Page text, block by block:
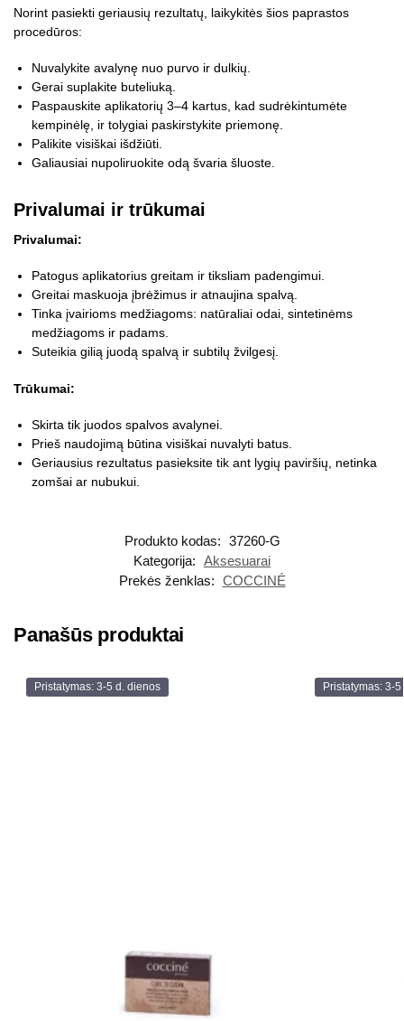
Norint pasiekti geriausių rezultatų, laikykitės šios paprastos
procedūros:
Nuvalykite avalynę nuo purvo ir dulkių.
Gerai suplakite buteliuką.
Paspauskite aplikatorių 3–4 kartus, kad sudrėkintumėte
kempinėlę, ir tolygiai paskirstykite priemonę.
Palikite visiškai išdžiūti.
Galiausiai nupoliruokite odą švaria šluoste.
Privalumai ir trūkumai
Privalumai:
Patogus aplikatorius greitam ir tiksliam padengimui.
Greitai maskuoja įbrėžimus ir atnaujina spalvą.
Tinka įvairioms medžiagoms: natūraliai odai, sintetinėms
medžiagoms ir padams.
Suteikia gilią juodą spalvą ir subtilų žvilgesį.
Trūkumai:
Skirta tik juodos spalvos avalynei.
Prieš naudojimą būtina visiškai nuvalyti batus.
Geriausius rezultatus pasieksite tik ant lygių paviršių, netinka
zomšai ar nubukui.
Produkto kodas: 37260-G
Kategorija: Aksesuarai
Prekės ženklas: COCCINÉ
Panašūs produktai
Pristatymas: 3-5 d. dienos Pristatymas: 3-